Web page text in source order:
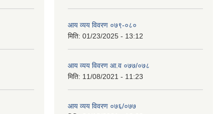
आय व्यय विवरण ०७९-०८०
मिति: 01/23/2025 - 13:12
आय व्यय विवरण आ.व ०७७/०७८
मिति: 11/08/2021 - 11:23
आय व्यय विवरण ०७६/०७७